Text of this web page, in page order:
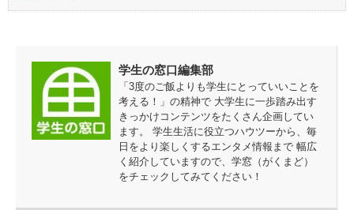
学生の窓口編集部
「3度のご飯よりも学生にとっていいことを
考える！」の精神で 大学生に一歩踏み出す
きっかけコンテンツをたくさん企画してい
ます。 学生生活に役立つハウツーから、毎
日をより楽しくするエンタメ情報まで 幅広
く紹介していますので、学窓（がくまど）
をチェックしてみてください！